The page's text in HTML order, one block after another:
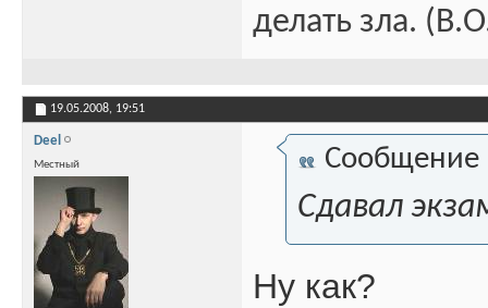
делать зла.
19.05.2008, 19:51
Deel
Местный Сообщение
Сдавал
Ну как?